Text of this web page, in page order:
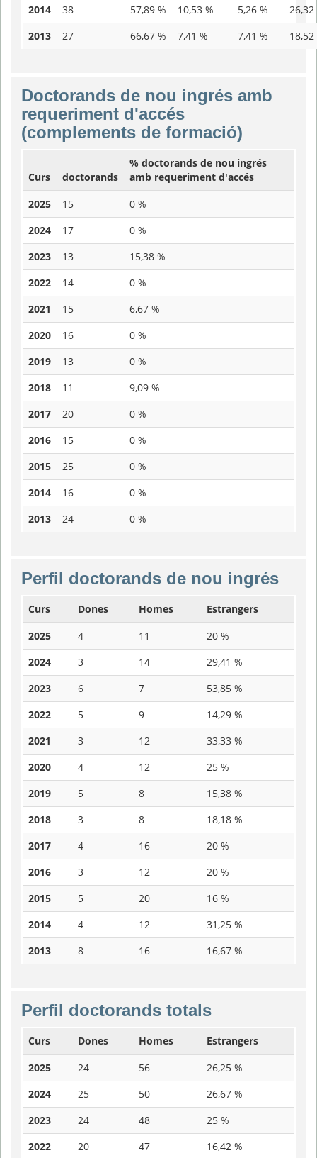
2014
38 57,89 % 10,53 % 5,26 %
26,32
2013
27 66,67 % 7,41 % 7,41 % 18,52
Doctorands de nou ingrés amb
requeriment d'accés
(complements de formació)
Curs doctorands
% doctorands de nou ingrés
amb requeriment d'accés
2025
15
0 %
2024
17
0 %
2023
13
15,38 %
2022
14
0 %
2021
15
6,67 %
2020
16
0 %
2019
13
0 %
2018
11
9,09 %
2017
20
0 %
2016
15
0 %
2015
25
0 %
2014
16
0 %
2013
24 0 %
Perfil doctorands de nou ingrés
Curs Dones Homes
Estrangers
2025
4 11
20 %
2024
3 14
29,41 %
2023
6 7
53,85 %
2022
5 9
14,29 %
2021
3 12
33,33 %
2020
4 12
25 %
2019
5 8
15,38 %
2018
3 8
18,18 %
2017
4 16
20 %
2016
3 12
20 %
2015
5 20
16 %
2014
4 12
31,25 %
2013
8 16 16,67 %
Perfil doctorands totals
Curs Dones Homes
Estrangers
2025
24 56
26,25 %
2024
25 50
26,67 %
2023
24 48
25 %
2022
20 47
16,42 %